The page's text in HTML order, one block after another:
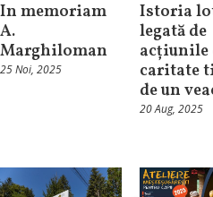
In memoriam
A.
Marghiloman
25 Noi, 2025
Istoria
legată de
acțiunile
caritate
de un
20 Aug, 2025